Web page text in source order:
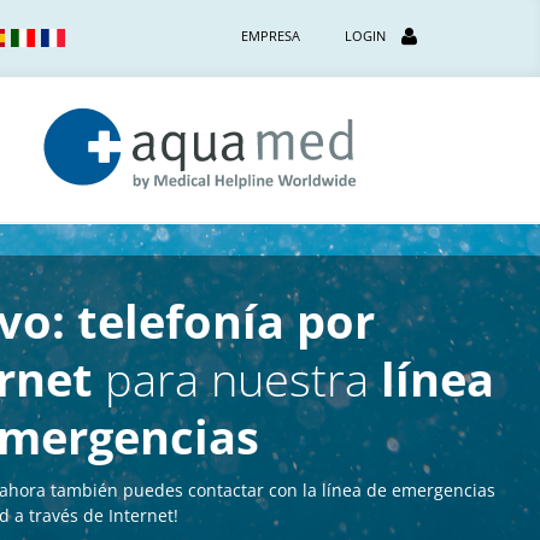
EMPRESA LOGIN
telefonía por
para nuestralínea
también puedes contactar con la línea de emergencias
a través de Internet!